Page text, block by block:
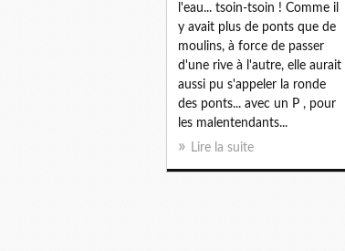
l'eau... tsoin-tsoin ! Comme il
y avait plus de ponts que de
moulins, à force de passer
d'une rive à l'autre, elle aurait
aussi pu s'appeler la ronde
des ponts... avec un P , pour
les malentendants...
Lire la suite